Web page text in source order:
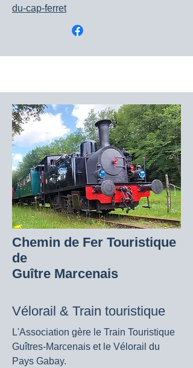
du-cap-ferret
Chemin de Fer Touristique
de
Guître Marcenais
Vélorail & Train touristique
L'Association gère le Train Touristique
Guîtres-Marcenais et le Vélorail du
Pays Gabay.